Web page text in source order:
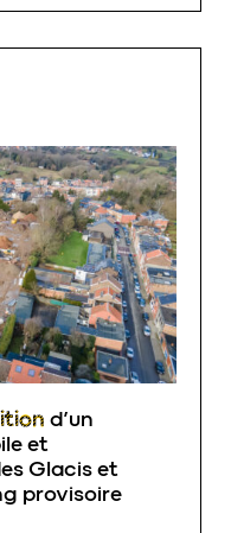
d’un
et
Glacis et
provisoire